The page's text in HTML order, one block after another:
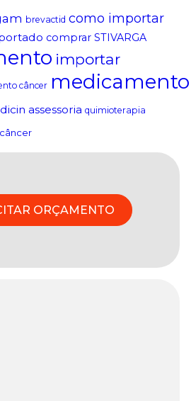
brevactid como importar
comprar STIVARGA
importar
câncer medicamento
assessoria quimioterapia
ORÇAMENTO